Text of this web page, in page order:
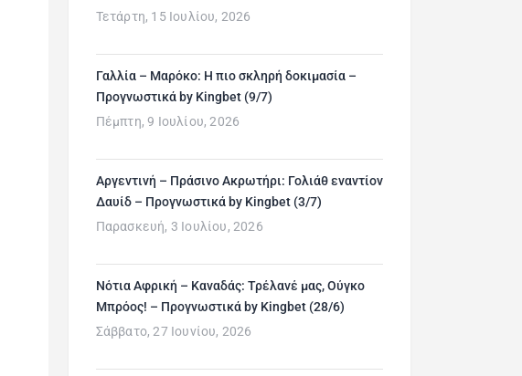
Τετάρτη, 15 Ιουλίου, 2026
Γαλλία – Μαρόκο: Η πιο σκληρή δοκιμασία –
Προγνωστικά by Kingbet (9/7)
Πέμπτη, 9 Ιουλίου, 2026
Αργεντινή – Πράσινο Ακρωτήρι: Γολιάθ εναντίον
Δαυίδ – Προγνωστικά by Kingbet (3/7)
Παρασκευή, 3 Ιουλίου, 2026
Νότια Αφρική – Καναδάς: Τρέλανέ μας, Ούγκο
Μπρόος! – Προγνωστικά by Kingbet (28/6)
Σάββατο, 27 Ιουνίου, 2026